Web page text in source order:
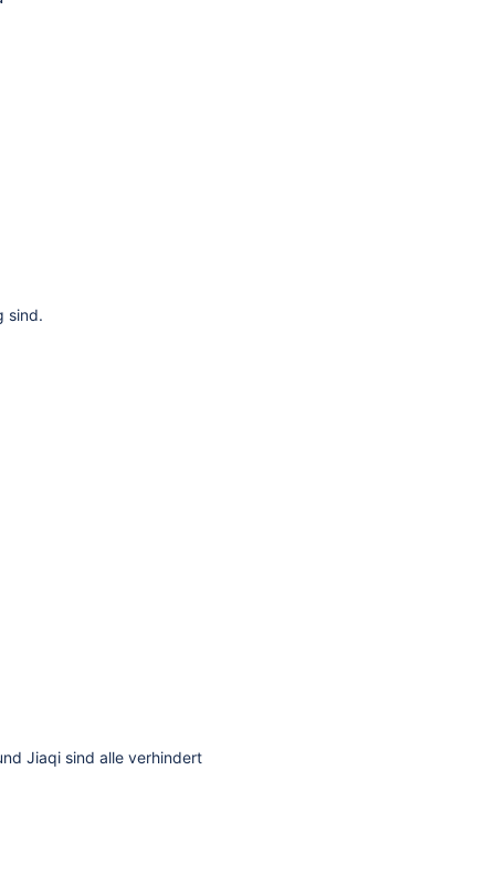
sind.
Jiaqi sind alle verhindert